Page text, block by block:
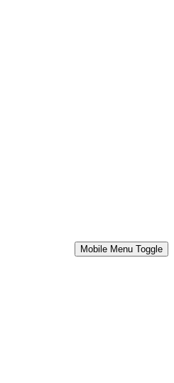
Mobile Menu Toggle